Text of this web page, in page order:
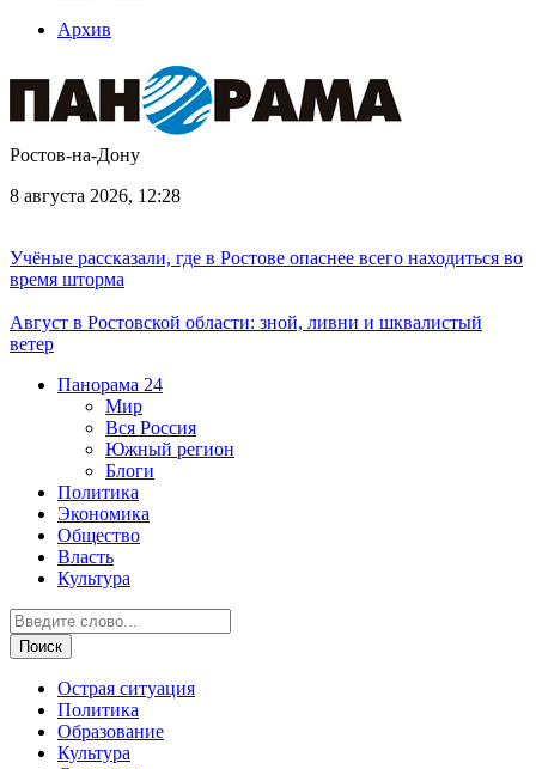
Архив
Ростов-на-Дону
8 августа 2026, 12:28
Учёные рассказали, где в Ростове опаснее всего находиться во
время шторма
Август в Ростовской области: зной, ливни и шквалистый
ветер
Панорама 24
Мир
Вся Россия
Южный регион
Блоги
Политика
Экономика
Общество
Власть
Культура
Острая ситуация
Политика
Образование
Культура